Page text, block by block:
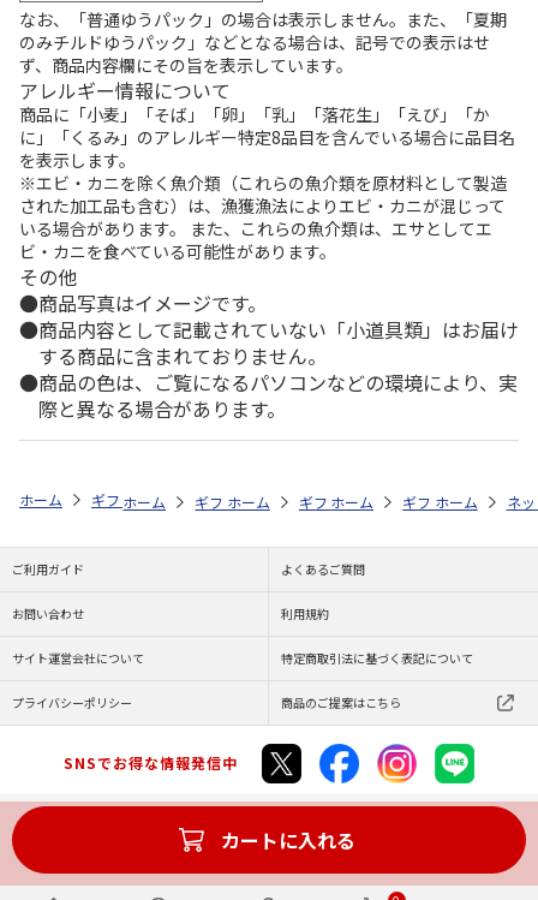
なお、「普通ゆうパック」の場合は表示しません。また、「夏期
のみチルドゆうパック」などとなる場合は、記号での表示はせ
ず、商品内容欄にその旨を表示しています。
アレルギー情報について
商品に「小麦」「そば」「卵」「乳」「落花生」「えび」「か
に」「くるみ」のアレルギー特定8品目を含んでいる場合に品目名
を表示します。
※エビ・カニを除く魚介類（これらの魚介類を原材料として製造
された加工品も含む）は、漁獲漁法によりエビ・カニが混じって
いる場合があります。 また、これらの魚介類は、エサとしてエ
ビ・カニを食べている可能性があります。
その他
商品写真はイメージです。
商品内容として記載されていない「小道具類」はお届け
する商品に含まれておりません。
商品の色は、ご覧になるパソコンなどの環境により、実
際と異なる場合があります。
カートに入れる
ホーム ギフト通販 内祝い・お返し 出産内祝い ピーターラビッ
ホーム ギフト通販 内祝い・お返し 出産内祝い
ホーム ギフト通販 内祝い・お返し
ホーム ギフト通販 内
ホーム ネ
ご利用ガイド よくあるご質問
お問い合わせ 利用規約
サイト運営会社について 特定商取引法に基づく表記について
プライバシーポリシー 商品のご提案はこちら
SNSでお得な情報発信中
Copyright (C) JAPAN POST Co.,Ltd. All Rights Reserved.